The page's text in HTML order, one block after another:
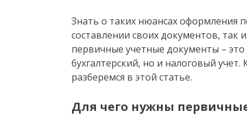
Знать о таких нюансах оформления
составлении своих документов,
первичные учетные документы –
бухгалтерский, но и налоговый
разберемся в этой статье.
Для чего нужны